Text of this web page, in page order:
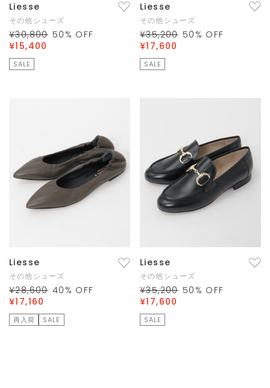
Liesse
その他シューズ
¥30,800 50 % OFF
¥15,400
SALE
Liesse
その他シューズ
¥35,200 50 % OFF
¥17,600
SALE
Liesse
その他シューズ
¥28,600 40 % OFF
¥17,160
再入荷 SALE
Liesse
その他シューズ
¥35,200 50 % OFF
¥17,600
SALE